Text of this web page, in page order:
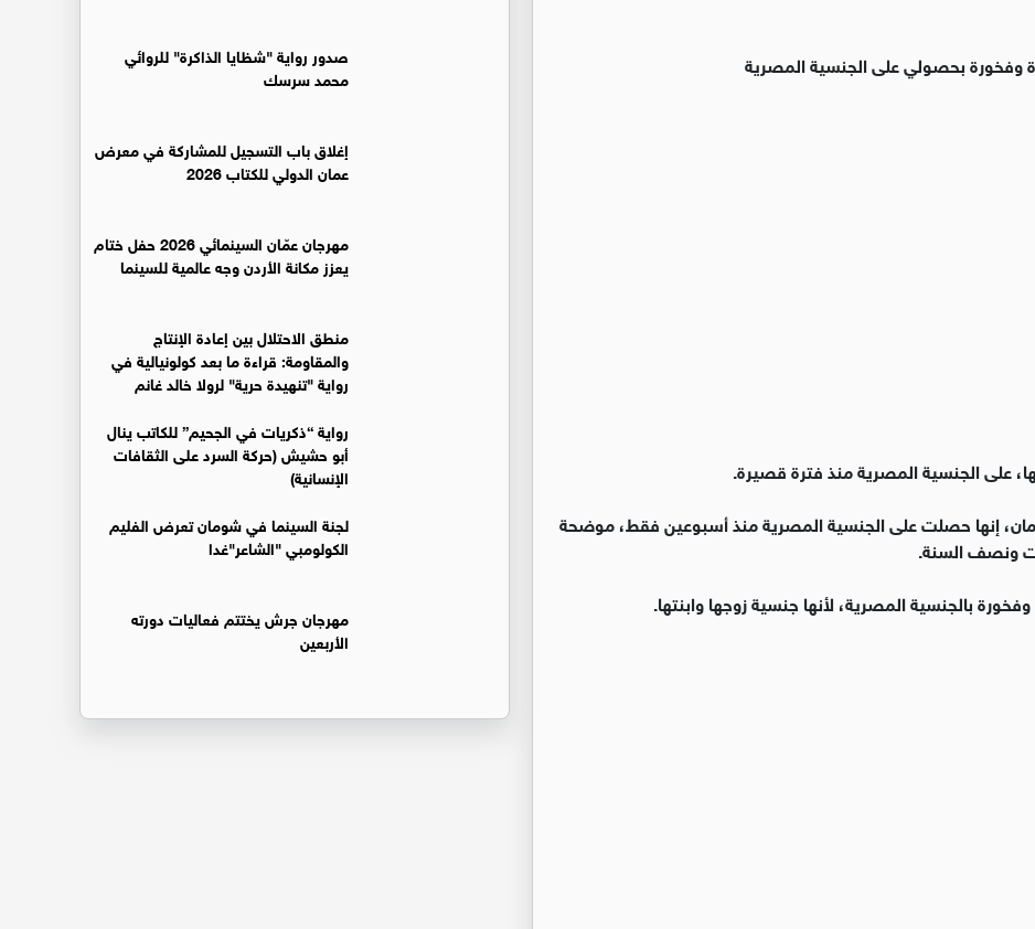
على الجنسية المصرية منذ فترة قصيرة.
إنها حصلت على الجنسية المصرية منذ أسبوعين فقط، موضحة
بالجنسية المصرية، لأنها جنسية زوجها وابنتها.
صدور رواية "شظايا الذاكرة" للروائي
محمد سرسك
إغلاق باب التسجيل للمشاركة في معرض
عمان الدولي للكتاب 2026
مهرجان عمّان السينمائي 2026 حفل ختام
يعزز مكانة الأردن وجه عالمية للسينما
منطق الاحتلال بين إعادة الإنتاج
والمقاومة: قراءة ما بعد كولونيالية في
رواية "تنهيدة حرية" لرولا خالد غانم
رواية “ذكريات في الجحيم” للكاتب ينال
أبو حشيش (حركة السرد على الثقافات
الإنسانية)
لجنة السينما في شومان تعرض الفليم
الكولومبي "الشاعر"غدا
مهرجان جرش يختتم فعاليات دورته
الأربعين